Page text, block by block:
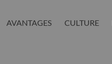
AVANTAGES CULTURE